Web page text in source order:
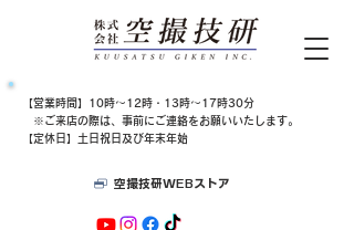
空撮技研WEBストア
​【営業時間】10時～12時・13時～17時30分
​​ ※ご来店の際は、​事前にご連絡をお願いいたします。
【定休日】土日祝日及び年末年始